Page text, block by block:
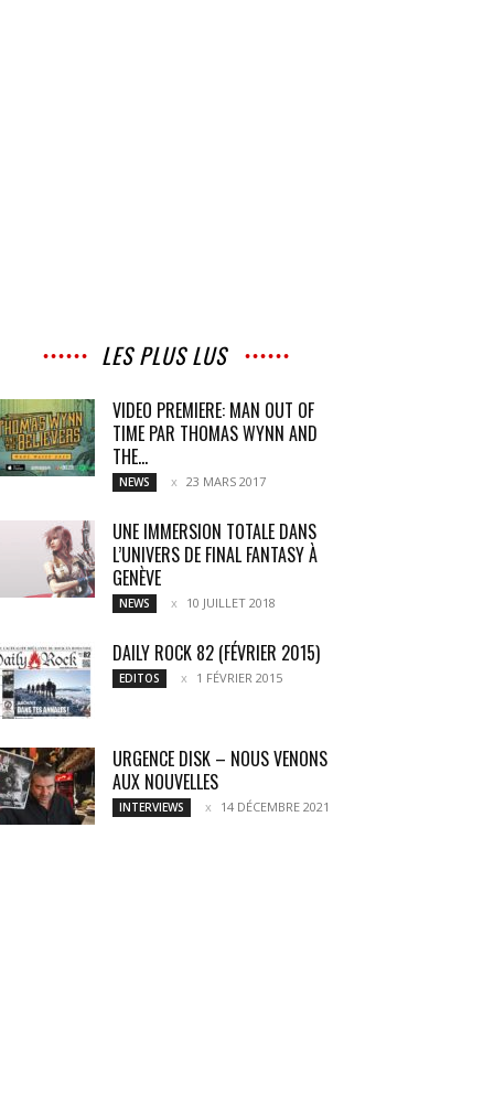
LES PLUS LUS
VIDEO PREMIERE: MAN OUT OF
TIME PAR THOMAS WYNN AND
THE...
NEWS 23 MARS 2017
UNE IMMERSION TOTALE DANS
L’UNIVERS DE FINAL FANTASY À
GENÈVE
NEWS 10 JUILLET 2018
DAILY ROCK 82 (FÉVRIER 2015)
EDITOS 1 FÉVRIER 2015
URGENCE DISK – NOUS VENONS
AUX NOUVELLES
INTERVIEWS 14 DÉCEMBRE 2021